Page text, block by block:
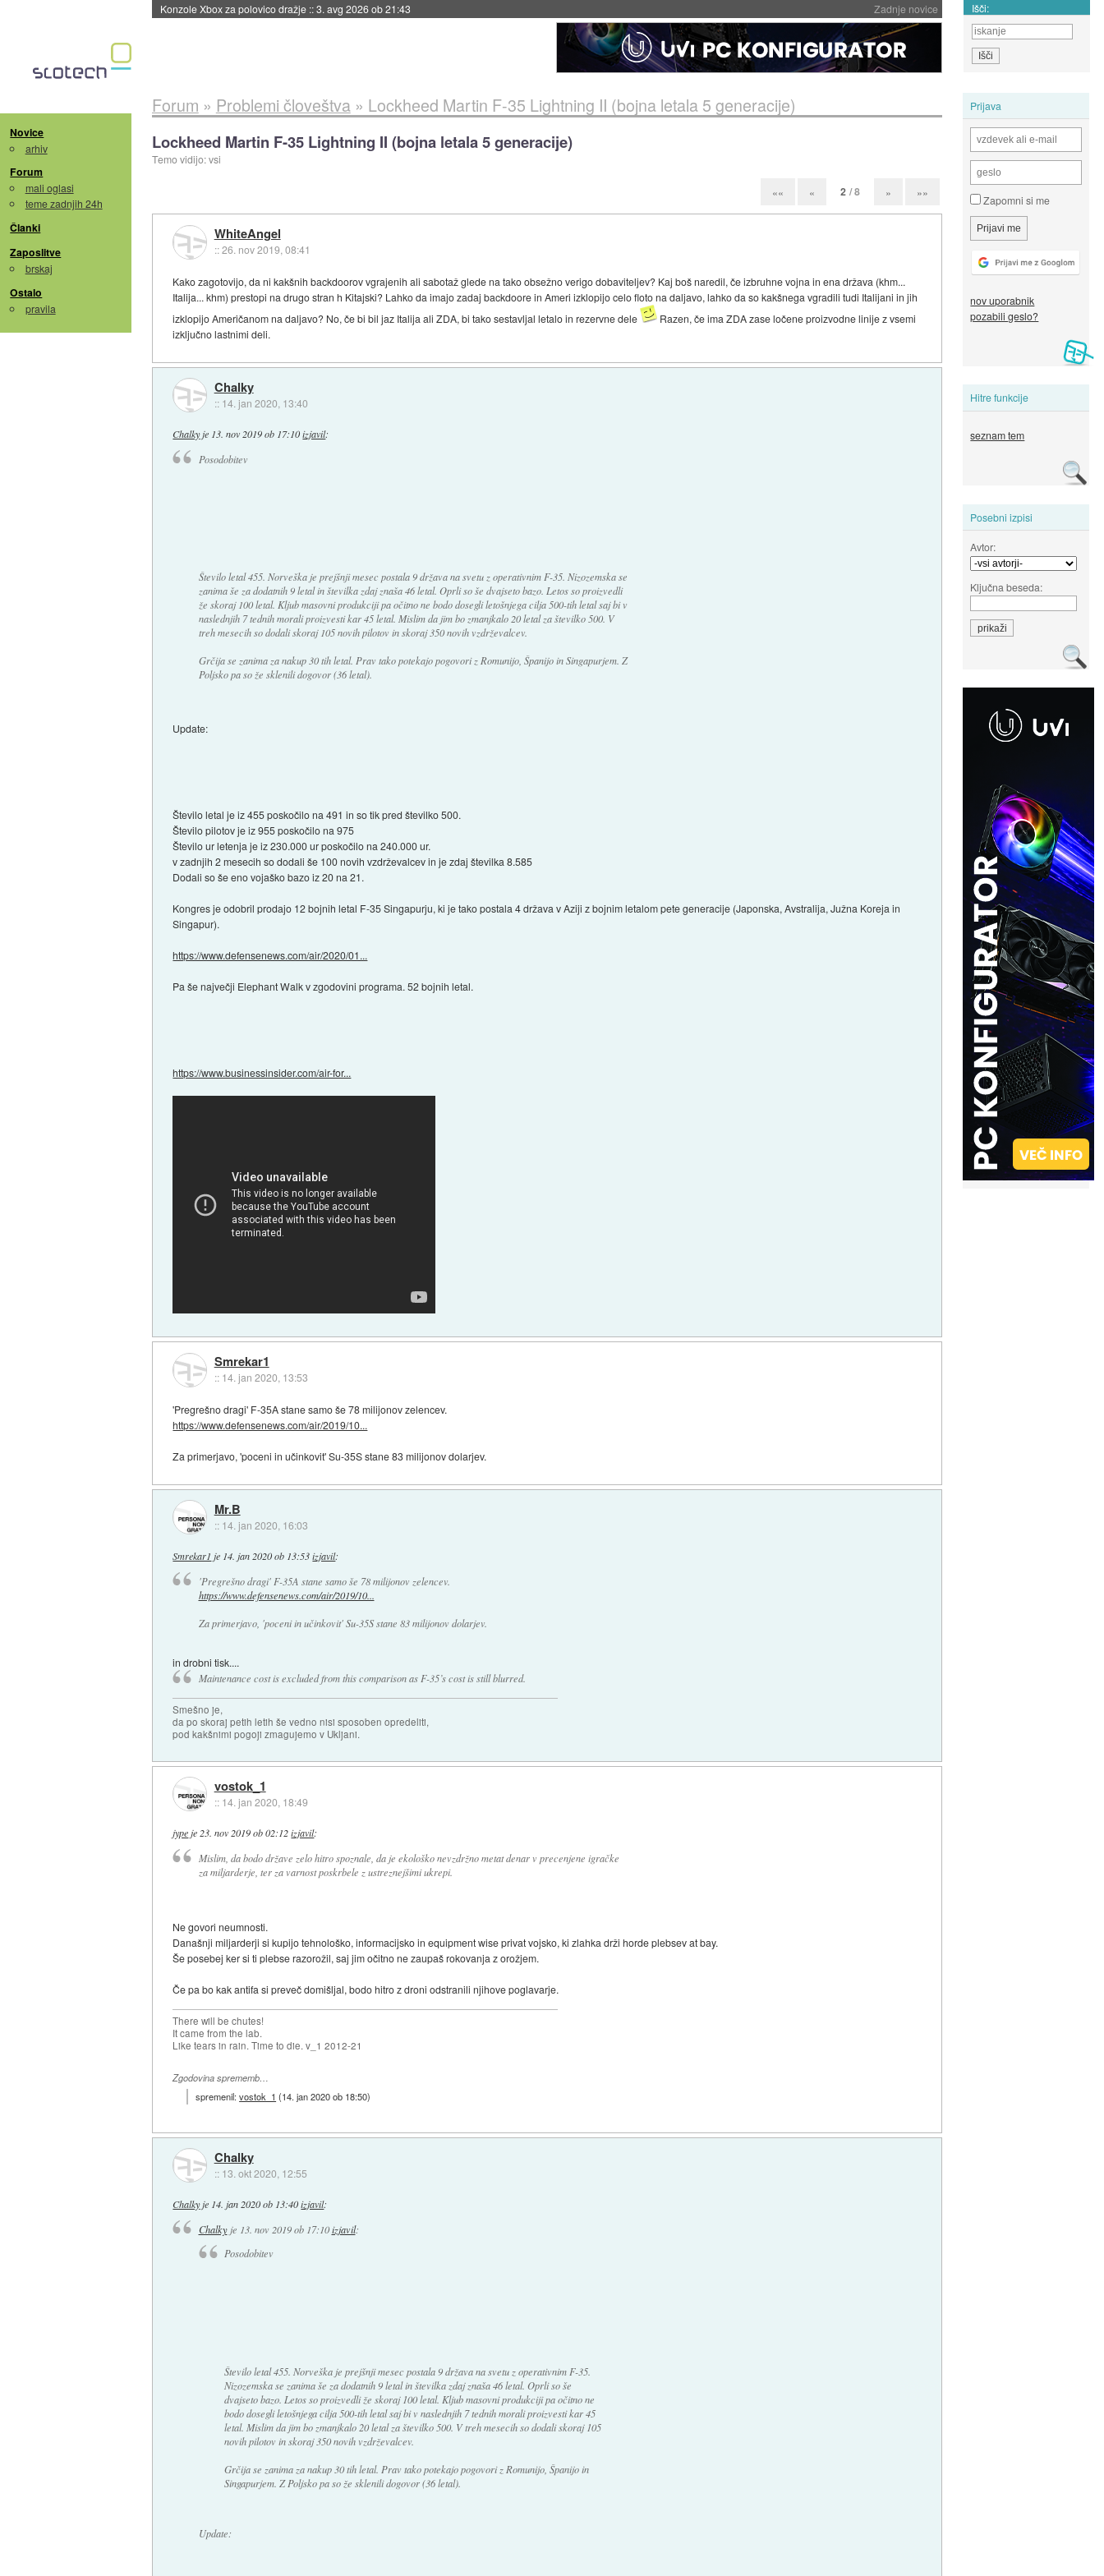
Zadnje novice
Konzole Xbox za polovico dražje ::3. avg 2026 ob 21:43 Išči:
Novice
arhiv
Forum
mali oglasi
teme zadnjih 24h
Članki
Zaposlitve
brskaj
Ostalo
pravila
Prijava
Zapomni si me
nov uporabnik
pozabili geslo?
Hitre funkcije
seznam tem
Posebni izpisi
Avtor:
Ključna beseda:
Forum » Problemi človeštva» Lockheed Martin F-35 Lightning II (bojna letala 5 generacije)
Lockheed Martin F-35 Lightning II (bojna letala 5 generacije)
Temo vidijo: vsi
«« « 2 / 8 » »»
WhiteAngel
::26. nov 2019, 08:41
Kako zagotovijo, da ni kakšnih backdoorov vgrajenih ali sabotaž glede na tako obsežno verigo dobaviteljev? Kaj boš naredil, če izbruhne vojna in ena država (khm...
Italija... khm) prestopi na drugo stran h Kitajski? Lahko da imajo zadaj backdoore in Ameri izklopijo celo floto na daljavo, lahko da so kakšnega vgradili tudi Italijani in jih
izklopijo Američanom na daljavo? No, če bi bil jaz Italija ali ZDA, bi tako sestavljal letalo in rezervne dele
Razen, če ima ZDA zase ločene proizvodne linije z vsemi
izključno lastnimi deli.
Chalky
:: 14. jan 2020, 13:40
Chalkyje 13. nov 2019 ob 17:10 izjavil:
Posodobitev
Število letal 455. Norveška je prejšnji mesec postala 9 država na svetu z operativnim F-35. Nizozemska se
zanima še za dodatnih 9 letal in številka zdaj znaša 46 letal. Oprli so še dvajseto bazo. Letos so proizvedli
že skoraj 100 letal. Kljub masovni produkciji pa očitno ne bodo dosegli letošnjega cilja 500-tih letal saj bi v
naslednjih 7 tednih morali proizvesti kar 45 letal. Mislim da jim bo zmanjkalo 20 letal za številko 500. V
treh mesecih so dodali skoraj 105 novih pilotov in skoraj 350 novih vzdrževalcev.
Grčija se zanima za nakup 30 tih letal. Prav tako potekajo pogovori z Romunijo, Španijo in Singapurjem. Z
Poljsko pa so že sklenili dogovor (36 letal).
Update:
Število letal je iz 455 poskočilo na 491 in so tik pred številko 500.
Število pilotov je iz 955 poskočilo na 975
Število ur letenja je iz 230.000 ur poskočilo na 240.000 ur.
v zadnjih 2 mesecih so dodali še 100 novih vzdrževalcev in je zdaj številka 8.585
Dodali so še eno vojaško bazo iz 20 na 21.
Kongres je odobril prodajo 12 bojnih letal F-35 Singapurju, ki je tako postala 4 država v Aziji z bojnim letalom pete generacije (Japonska, Avstralija, Južna Koreja in
Singapur).
https://www.defensenews.com/air/2020/01...
Pa še največji Elephant Walk v zgodovini programa. 52 bojnih letal.
https://www.businessinsider.com/air-for...
Smrekar1
:: 14. jan 2020, 13:53
'Pregrešno dragi' F-35A stane samo še 78 milijonov zelencev.
https://www.defensenews.com/air/2019/10...
Za primerjavo, 'poceni in učinkovit' Su-35S stane 83 milijonov dolarjev.
Mr.B
:: 14. jan 2020, 16:03
Smrekar1 je 14. jan 2020 ob 13:53 izjavil:
'Pregrešno dragi' F-35A stane samo še 78 milijonov zelencev.
https://www.defensenews.com/air/2019/10...
Za primerjavo, 'poceni in učinkovit' Su-35S stane 83 milijonov dolarjev.
in drobni tisk....
Maintenance cost is excluded from this comparison as F-35’s cost is still blurred.
Smešno je,
da po skoraj petih letih še vedno nisi sposoben opredeliti,
pod kakšnimi pogoji zmagujemo v Ukljani.
vostok_1
:: 14. jan 2020, 18:49
jypeje23. nov 2019 ob 02:12 izjavil:
Mislim, da bodo države zelo hitro spoznale, da je ekološko nevzdržno metat denar v precenjene igračke
za miljarderje, ter za varnost poskrbele z ustreznejšimi ukrepi.
Ne govori neumnosti.
Današnji miljarderji si kupijo tehnološko, informacijsko in equipment wise privat vojsko, ki zlahka drži horde plebsev at bay.
Še posebej ker si ti plebse razorožil, saj jim očitno ne zaupaš rokovanja z orožjem.
Če pa bo kak antifa si preveč domišljal, bodo hitro z droni odstranili njihove poglavarje.
There will be chutes!
It came from the lab.
Like tears in rain. Time to die. v_1 2012-21
Zgodovina sprememb…
spremenil:vostok_1 (14. jan 2020 ob 18:50)
Chalky
:: 13. okt 2020, 12:55
Chalkyje 14. jan 2020 ob 13:40 izjavil:
Chalkyje 13. nov 2019 ob 17:10 izjavil:
Posodobitev
Število letal 455. Norveška je prejšnji mesec postala 9 država na svetu z operativnim F-35.
Nizozemska se zanima še za dodatnih 9 letal in številka zdaj znaša 46 letal. Oprli so še
dvajseto bazo. Letos so proizvedli že skoraj 100 letal. Kljub masovni produkciji pa očitno ne
bodo dosegli letošnjega cilja 500-tih letal saj bi v naslednjih 7 tednih morali proizvesti kar 45
letal. Mislim da jim bo zmanjkalo 20 letal za številko 500. V treh mesecih so dodali skoraj 105
novih pilotov in skoraj 350 novih vzdrževalcev.
Grčija se zanima za nakup 30 tih letal. Prav tako potekajo pogovori z Romunijo, Španijo in
Singapurjem. Z Poljsko pa so že sklenili dogovor (36 letal).
Update: